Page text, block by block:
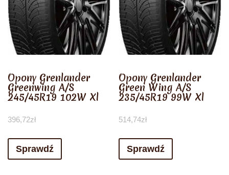
Opony Grenlander
Greenwing A/S
245/45R19 102W Xl
396,72zł
Sprawdź
Opony Grenlander
Green Wing A/S
235/45R19 99W Xl
514,74zł
Sprawdź